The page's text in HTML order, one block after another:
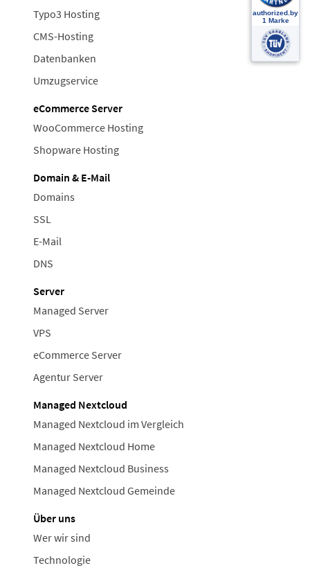
Typo3 Hosting
CMS-Hosting
Datenbanken
Umzugservice
eCommerce Server
WooCommerce Hosting
Shopware Hosting
Domain & E-Mail
Domains
SSL
E-Mail
DNS
Server
Managed Server
VPS
eCommerce Server
Agentur Server
Managed Nextcloud
Managed Nextcloud im Vergleich
Managed Nextcloud Home
Managed Nextcloud Business
Managed Nextcloud Gemeinde
Über uns
Wer wir sind
Technologie